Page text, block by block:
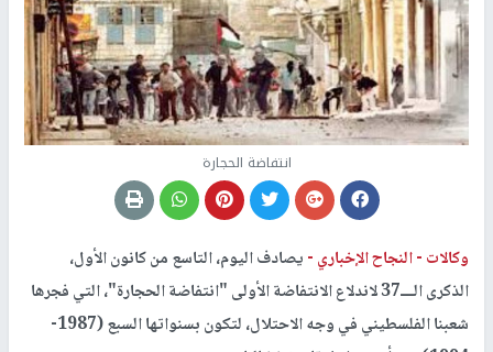
انتفاضة الحجارة
وكالات -النجاح الإخباري -يصادف اليوم، التاسع من كانون الأول،
الذكرى الـــ37 لاندلاع الانتفاضة الأولى "انتفاضة الحجارة"، التي فجرها
شعبنا الفلسطيني في وجه الاحتلال، لتكون بسنواتها السبع (1987-